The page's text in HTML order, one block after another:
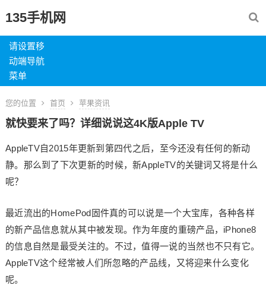
135手机网
请设置移
动端导航
菜单
您的位置 首页 苹果资讯
就快要来了吗？详细说说这4K版Apple TV
AppleTV自2015年更新到第四代之后，至今还没有任何的新动
静。那么到了下次更新的时候，新AppleTV的关键词又将是什么
呢？
最近流出的HomePod固件真的可以说是一个大宝库，各种各样
的新产品信息就从其中被发现。作为年度的重磅产品，iPhone8
的信息自然是最受关注的。不过，值得一说的当然也不只有它。
AppleTV这个经常被人们所忽略的产品线，又将迎来什么变化
呢。